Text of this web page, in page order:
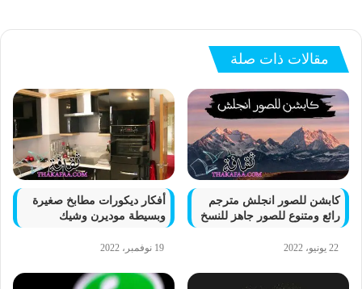
مقالات ذات صلة
كابشن للصور انجلش مترجم
رائع ومتنوع للصور جاهز للنسخ
22 يونيو، 2022
أفكار ديكورات مطابخ صغيرة
وبسيطة موديرن وشيك
19 نوفمبر، 2022